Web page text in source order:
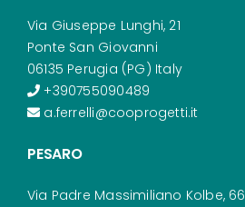
Via Giuseppe Lunghi, 21
Ponte San Giovanni
06135 Perugia (PG) Italy
+390755090489
a.ferrelli@cooprogetti.it
PESARO
Via Padre Massimiliano Kolbe, 66